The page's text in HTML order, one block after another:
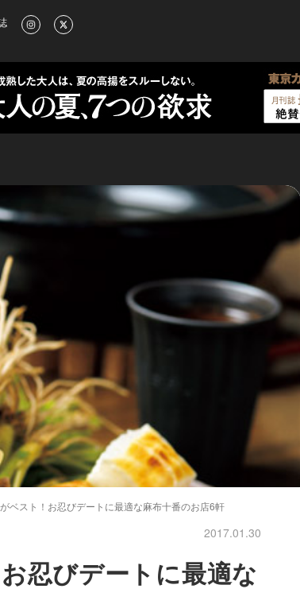
イフスタイル情報
ベスト！お忍びデートに最適な麻布十番のお店6軒
2017.01.30
忍びデートに最適な